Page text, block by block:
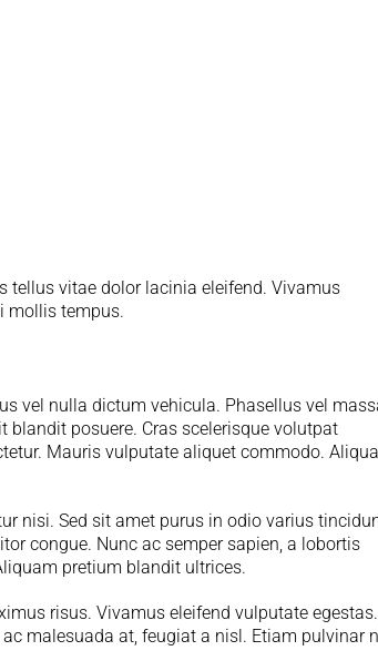
tellus vitae dolor lacinia eleifend. Vivamus
mollis tempus.
vel nulla dictum vehicula. Phasellus vel
posuere. Cras scelerisque volutpat
Mauris vulputate aliquet commodo.
nisi. Sed sit amet purus in odio varius
congue. Nunc ac semper sapien, a lobortis
pretium blandit ultrices.
risus. Vivamus eleifend vulputate egestas.
malesuada at, feugiat a nisl. Etiam pulvinar